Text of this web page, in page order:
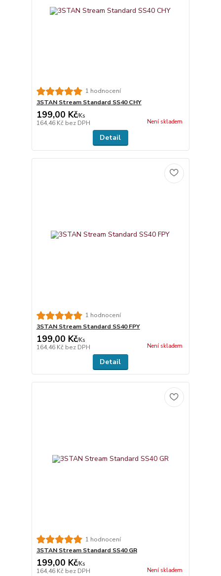
1 hodnocení
3STAN Stream Standard SS40 CHY
199,00 Kč/Ks
164,46 Kč bez DPH Není skladem
Detail
1 hodnocení
3STAN Stream Standard SS40 FPY
199,00 Kč/Ks
164,46 Kč bez DPH Není skladem
Detail
1 hodnocení
3STAN Stream Standard SS40 GR
199,00 Kč/Ks
164,46 Kč bez DPH Není skladem